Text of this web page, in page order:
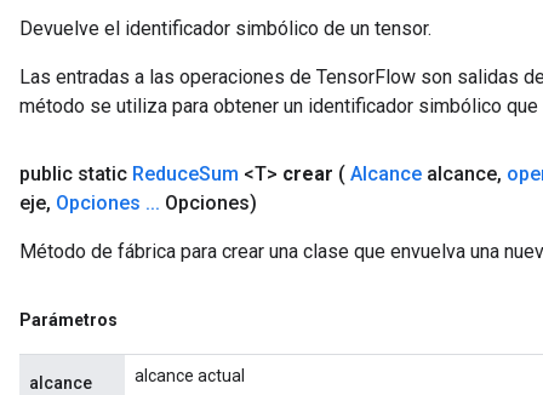
Devuelve el identificador simbólico de un tensor.
Las entradas a las operaciones de TensorFlow son salidas
método se utiliza para obtener un identificador simbólico
public static ReduceSum <T> crear ( Alcance alcance,
eje, Opciones ... Opciones)
Método de fábrica para crear una clase que envuelva una
Parámetros
alcance alcance actual